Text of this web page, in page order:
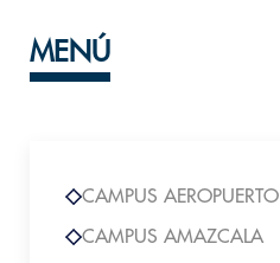
MENÚ
CAMPUS AEROPUERTO
CAMPUS AMAZCALA